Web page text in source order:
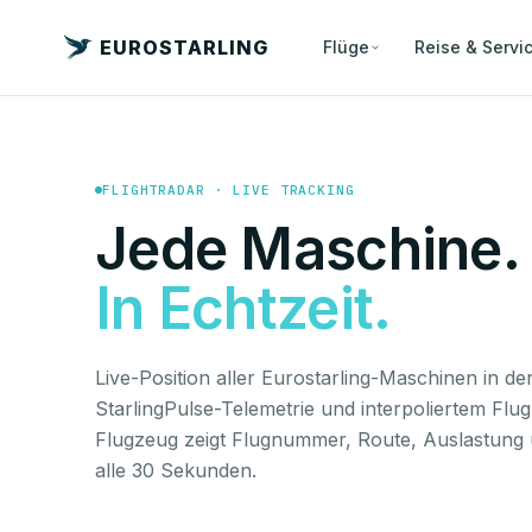
EUROSTARLING Flüge Reise &
FLIGHTRADAR · LIVE TRACKING
Jede Maschine.
In Echtzeit.
Live-Position aller Eurostarling-Maschinen in
StarlingPulse-Telemetrie und interpoliertem
Flugzeug zeigt Flugnummer, Route,
alle 30 Sekunden.
ESG6112 D-AWEC
EDDL LEPA
ETA 87M
ESG1024 D-AQAJ
EDDB EDDK
CRZ ETA 47M